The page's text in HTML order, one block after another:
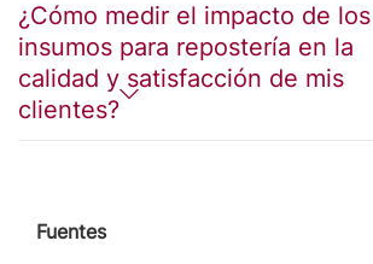
¿Cómo medir el impacto de los
insumos para repostería en la
calidad y satisfacción de mis
clientes?
Fuentes